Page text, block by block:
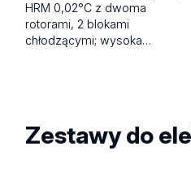
HRM 0,02°C z dwoma
rotorami, 2 blokami
chłodzącymi; wysoka…
Zestawy do